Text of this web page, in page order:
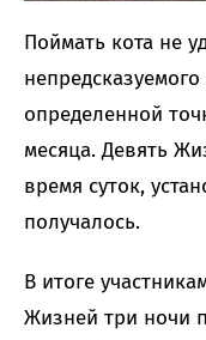
Поймать кота не
определенной
месяца. Девять
время суток,
получалось.
В итоге
Жизней три ночи